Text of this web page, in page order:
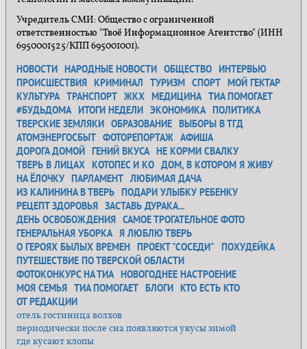
Учредитель СМИ: Общество с ограниченной
ответственностью "Твоё Информационное Агентство" (ИНН
6950001525/КПП 695001001).
НОВОСТИ НАРОДНЫЕ НОВОСТИ ОБЩЕСТВО ИНТЕРВЬЮ
ПРОИСШЕСТВИЯ КРИМИНАЛ ТУРИЗМ СПОРТ МОЙ ГЕКТАР
КУЛЬТУРА ТРАНСПОРТ ЖКХ МЕДИЦИНА ТИА ПОМОГАЕТ
#БУДЬДОМА ИТОГИ НЕДЕЛИ ЭКОНОМИКА ПОЛИТИКА
ТВЕРСКИЕ ЗЕМЛЯКИ ОБРАЗОВАНИЕ ВЫБОРЫ В ТГД
АТОМЭНЕРГОСБЫТ ФОТОРЕПОРТАЖ АФИША
ДОРОГА ДОМОЙ ГЕНИЙ ВКУСА НЕ КОРМИ СВАЛКУ
ТВЕРЬ В ЛИЦАХ КОТОПЕС И КО ДОМ, В КОТОРОМ Я ЖИВУ
НА ЁЛОЧКУ ПАРЛАМЕНТ ЛЮБИМАЯ ДАЧА
ИЗ КАЛИНИНА В ТВЕРЬ ПОДАРИ УЛЫБКУ РЕБЕНКУ
РЕЦЕПТ ЗДОРОВЬЯ ЗАСТАВЬ ДУРАКА...
ДЕНЬ ОСВОБОЖДЕНИЯ САМОЕ ТРОГАТЕЛЬНОЕ ФОТО
ГЕНЕРАЛЬНАЯ УБОРКА Я ЛЮБЛЮ ТВЕРЬ
О ГЕРОЯХ БЫЛЫХ ВРЕМЕН ПРОЕКТ "СОСЕДИ"
ПОХУДЕЙКА
ПУТЕШЕСТВИЕ ПО ТВЕРСКОЙ ОБЛАСТИ
ФОТОКОНКУРС НА ТИА НОВОГОДНЕЕ НАСТРОЕНИЕ
МОЯ СЕМЬЯ ТИА ПОМОГАЕТ БЛОГИ КТО ЕСТЬ КТО
ОТ РЕДАКЦИИ
отель гостиница волхов
периодически после сна появляются укусы зимой
где кусают клопы